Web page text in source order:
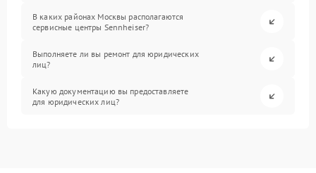
В каких районах Москвы располагаются
сервисные центры Sennheiser?
Выполняете ли вы ремонт для юридических
лиц?
Какую документацию вы предоставляете
для юридических лиц?